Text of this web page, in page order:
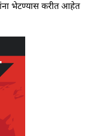
भेटण्यास करीत आहेत